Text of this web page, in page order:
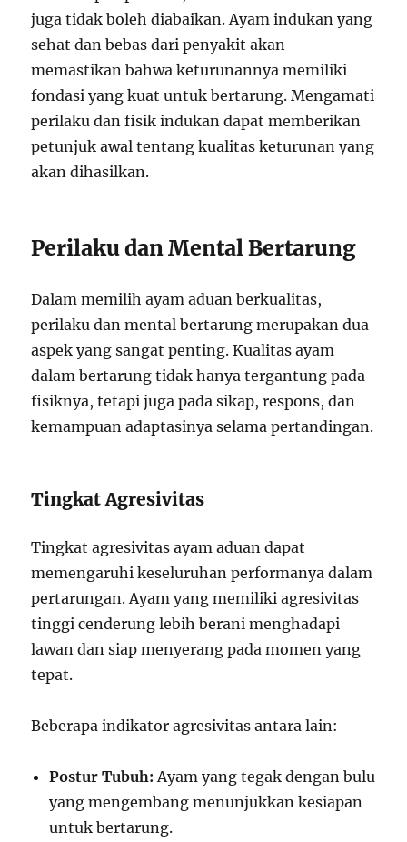
juga tidak boleh diabaikan. Ayam indukan yang
sehat dan bebas dari penyakit akan
memastikan bahwa keturunannya memiliki
fondasi yang kuat untuk bertarung. Mengamati
perilaku dan fisik indukan dapat memberikan
petunjuk awal tentang kualitas keturunan yang
akan dihasilkan.
Perilaku dan Mental Bertarung
Dalam memilih ayam aduan berkualitas,
perilaku dan mental bertarung merupakan dua
aspek yang sangat penting. Kualitas ayam
dalam bertarung tidak hanya tergantung pada
fisiknya, tetapi juga pada sikap, respons, dan
kemampuan adaptasinya selama pertandingan.
Tingkat Agresivitas
Tingkat agresivitas ayam aduan dapat
memengaruhi keseluruhan performanya dalam
pertarungan. Ayam yang memiliki agresivitas
tinggi cenderung lebih berani menghadapi
lawan dan siap menyerang pada momen yang
tepat.
Beberapa indikator agresivitas antara lain:
Postur Tubuh: Ayam yang tegak dengan bulu
yang mengembang menunjukkan kesiapan
untuk bertarung.